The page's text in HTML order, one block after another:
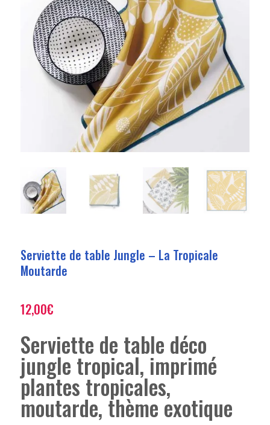
Serviette de table Jungle – La Tropicale
Moutarde
12,00€
Serviette de table déco
jungle tropical, imprimé
plantes tropicales,
moutarde, thème exotique